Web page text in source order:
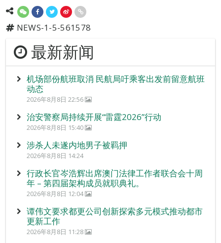
NEWS-1-5-561578
最新新闻
机场部份航班取消 民航局吁乘客出发前留意航班
动态
2026年8月8日 22:56
治安警察局持续开展“雷霆2026”行动
2026年8月8日 15:40
涉杀人未遂内地男子被羁押
2026年8月8日 14:24
行政长官岑浩辉出席澳门法律工作者联合会十周
年 – 第四届架构成员就职典礼。
2026年8月8日 12:04
谭伟文要求都更公司创新探索多元模式推动都市
更新工作
2026年8月8日 11:28